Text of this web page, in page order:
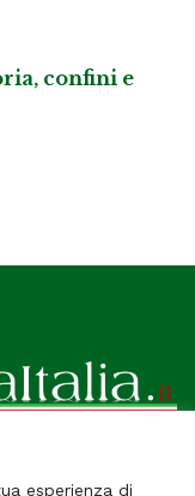
esperienza di
confini e
preferito.